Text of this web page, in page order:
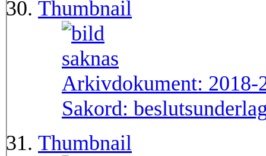
Thumbnail
Arkivdokument: 2018-
Sakord:
Thumbnail